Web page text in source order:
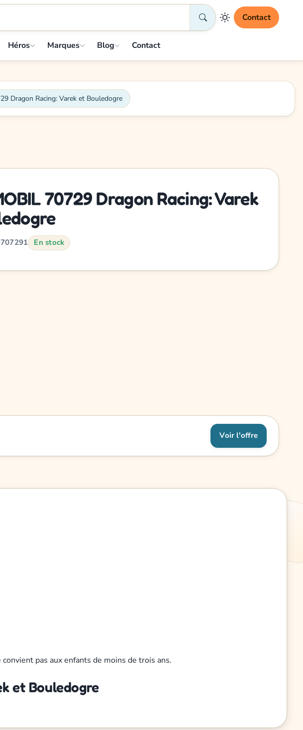
Contact
Héros Marques Blog Contact
Dragon Racing: Varek et Bouledogre
70729 Dragon Racing: Varek
En stock
Voir l'offre
pas aux enfants de moins de trois ans.
et Bouledogre